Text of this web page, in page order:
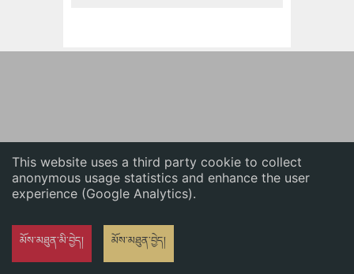
This website uses a third party cookie to collect
anonymous usage statistics and enhance the user
experience (Google Analytics).
མོས་མཐུན་མི་བྱེད། མོས་མཐུན་བྱེད།